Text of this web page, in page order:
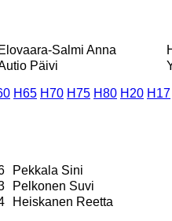
Elovaara-Salmi Anna
Päivi
H65 H70 H75 H80 H20 H17
Pekkala Sini
Pelkonen Suvi
Heiskanen Reetta